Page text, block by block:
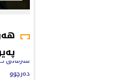
فەرمانی
دەرچوو